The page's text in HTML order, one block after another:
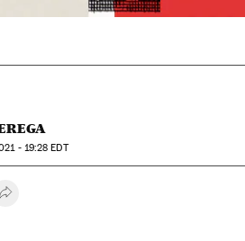
- 19:28 EDT
Whatsapp
en Facebook
en Twitter
Desplegar Redes Sociales